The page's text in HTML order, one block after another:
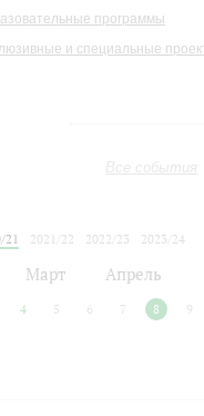
программы
и специальные
Все события
21 2021/22 2022/23
2023/24
Март Апрель
4 5 6 7 8 9